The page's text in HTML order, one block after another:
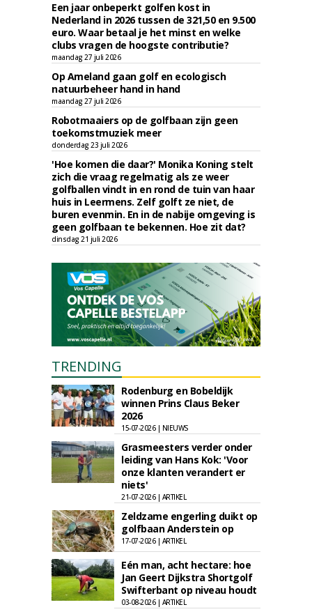
Een jaar onbeperkt golfen kost in
Nederland in 2026 tussen de 321,50 en 9.500
euro. Waar betaal je het minst en welke
clubs vragen de hoogste contributie?
maandag 27 juli 2026
Op Ameland gaan golf en ecologisch
natuurbeheer hand in hand
maandag 27 juli 2026
Robotmaaiers op de golfbaan zijn geen
toekomstmuziek meer
donderdag 23 juli 2026
'Hoe komen die daar?' Monika Koning stelt
zich die vraag regelmatig als ze weer
golfballen vindt in en rond de tuin van haar
huis in Leermens. Zelf golft ze niet, de
buren evenmin. En in de nabije omgeving is
geen golfbaan te bekennen. Hoe zit dat?
dinsdag 21 juli 2026
TRENDING
Rodenburg en Bobeldijk
winnen Prins Claus Beker
2026
15-07-2026 | NIEUWS
Grasmeesters verder onder
leiding van Hans Kok: 'Voor
onze klanten verandert er
niets'
21-07-2026 | ARTIKEL
Zeldzame engerling duikt op
golfbaan Anderstein op
17-07-2026 | ARTIKEL
Eén man, acht hectare: hoe
Jan Geert Dijkstra Shortgolf
Swifterbant op niveau houdt
03-08-2026 | ARTIKEL